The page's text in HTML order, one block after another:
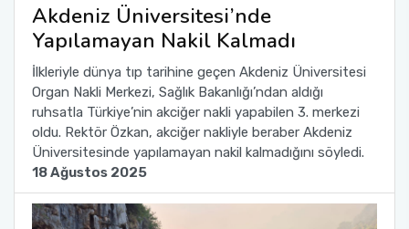
Akdeniz Üniversitesi’nde
Yapılamayan Nakil Kalmadı
İlkleriyle dünya tıp tarihine geçen Akdeniz Üniversitesi
Organ Nakli Merkezi, Sağlık Bakanlığı’ndan aldığı
ruhsatla Türkiye’nin akciğer nakli yapabilen 3. merkezi
oldu. Rektör Özkan, akciğer nakliyle beraber Akdeniz
Üniversitesinde yapılamayan nakil kalmadığını söyledi.
18 Ağustos 2025